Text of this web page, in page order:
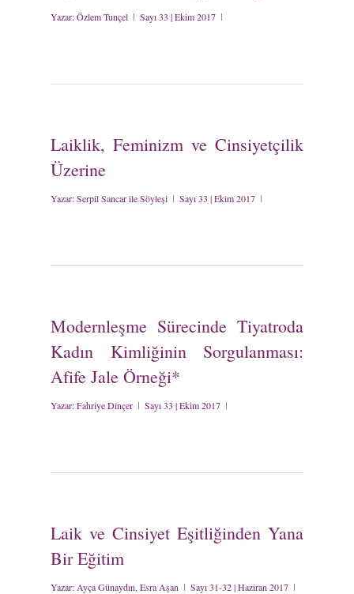
Yazar:Özlem Tunçel Sayı 33 | Ekim 2017
Laiklik, Feminizm ve Cinsiyetçilik
Üzerine
Yazar:Serpil Sancar ile Söyleşi Sayı 33 | Ekim 2017
Modernleşme Sürecinde Tiyatroda
Kadın Kimliğinin Sorgulanması:
Afife Jale Örneği*
Yazar:Fahriye Dinçer Sayı 33 | Ekim 2017
Laik ve Cinsiyet Eşitliğinden Yana
Bir Eğitim
Yazar: Ayça Günaydın, Esra Aşan Sayı 31-32 | Haziran 2017